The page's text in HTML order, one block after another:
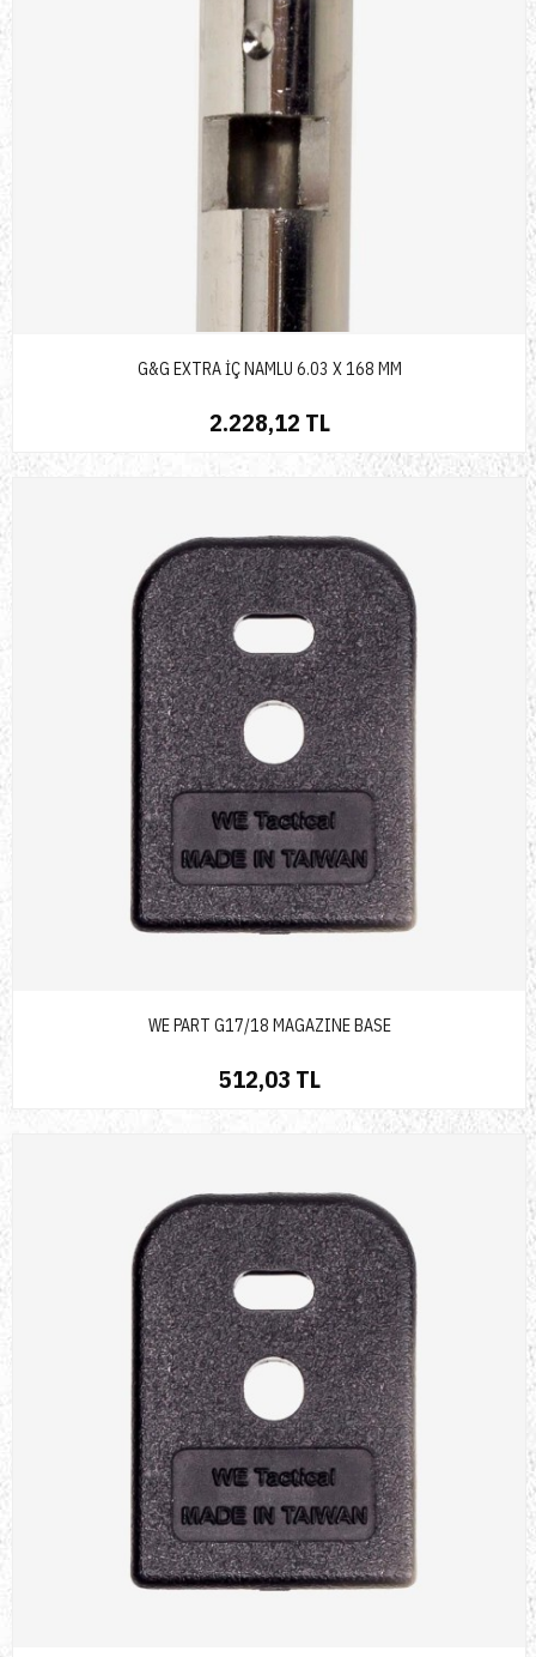
G&G EXTRA İÇ NAMLU 6.03 X 168 MM
2.228,12 TL
WE PART G17/18 MAGAZINE BASE
512,03 TL